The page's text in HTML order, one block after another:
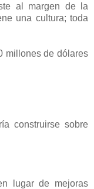
al margen de la
una cultura; toda
millones de dólares
construirse sobre
lugar de mejoras